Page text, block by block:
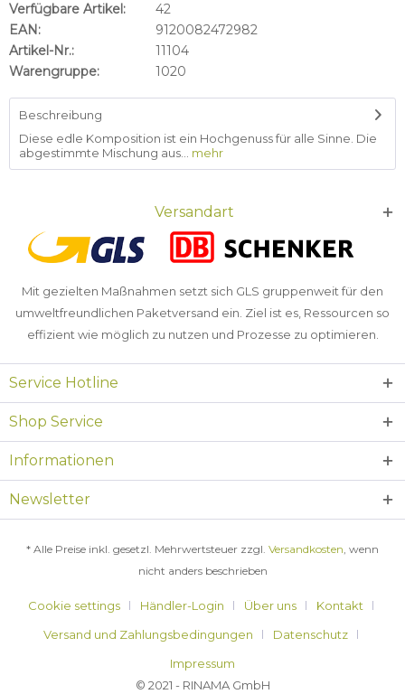
Verfügbare Artikel:
42
EAN:
9120082472982
Artikel-Nr.:
11104
Warengruppe:
1020
Beschreibung
Diese edle Komposition ist ein Hochgenuss für alle Sinne. Die
abgestimmte Mischung aus...
mehr
Versandart
Mit gezielten Maßnahmen setzt sich GLS gruppenweit für den
umweltfreundlichen Paketversand ein. Ziel ist es, Ressourcen so
effizient wie möglich zu nutzen und Prozesse zu optimieren.
Service Hotline
Shop Service
Informationen
Newsletter
* Alle Preise inkl. gesetzl. Mehrwertsteuer zzgl. Versandkosten, wenn
nicht anders beschrieben
Cookie settings Händler-Login Über uns
Kontakt
Versand und Zahlungsbedingungen
Datenschutz
Impressum
© 2021 - RINAMA GmbH